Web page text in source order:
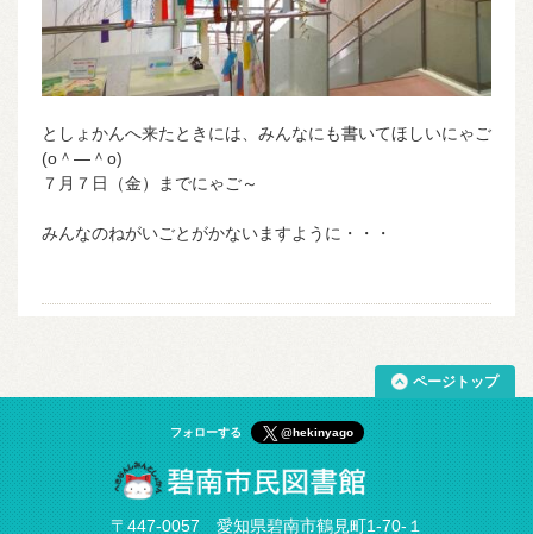
としょかんへ来たときには、みんなにも書いてほしいにゃご
(o＾―＾o)
７月７日（金）までにゃご～
みんなのねがいごとがかないますように・・・
ページトップ
フォローする @hekinyago
〒447-0057 愛知県碧南市鶴見町1-70-１